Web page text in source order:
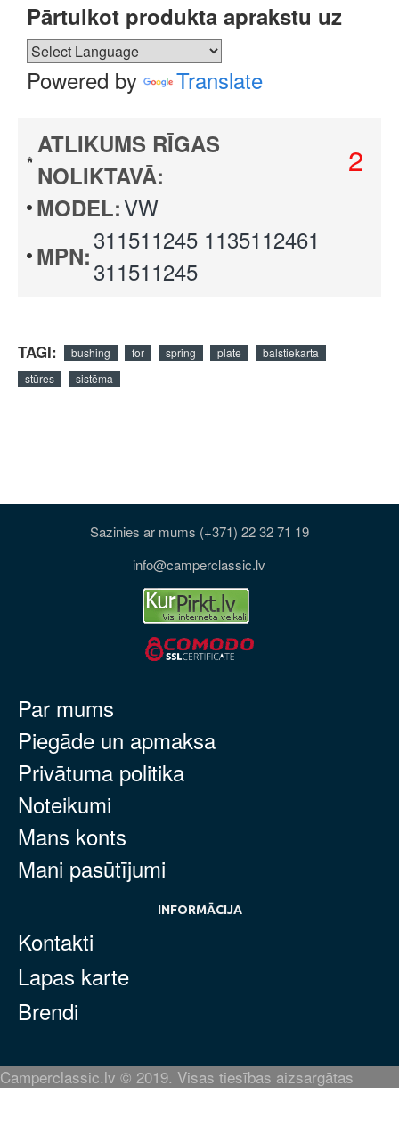
Pārtulkot produkta aprakstu uz
Powered by Translate
ATLIKUMS RĪGAS
NOLIKTAVĀ:
2
MODEL:VW
MPN:
311511245 1135112461
311511245
TAGI: bushing for spring plate
balstiekarta
stūres
sistēma
Sazinies ar mums (+371) 22 32 71 19
info@camperclassic.lv
Par mums
Piegāde un apmaksa
Privātuma politika
Noteikumi
Mans konts
Mani pasūtījumi
INFORMĀCIJA
Kontakti
Lapas karte
Brendi
Camperclassic.lv © 2019. Visas tiesības aizsargātas